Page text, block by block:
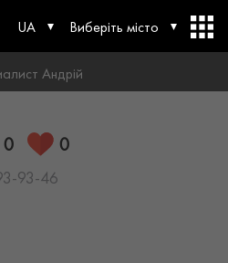
UA Виберіть місто
Андрій
0 0
93-46